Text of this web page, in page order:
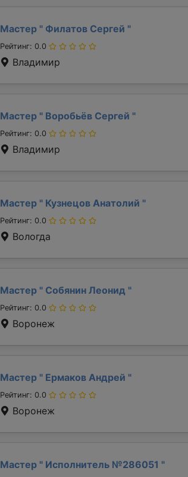
Мастер " Филатов Сергей "
Рейтинг: 0.0
Владимир
Мастер " Воробьёв Сергей "
Рейтинг: 0.0
Владимир
Мастер " Кузнецов Анатолий "
Рейтинг: 0.0
Вологда
Мастер " Собянин Леонид "
Рейтинг: 0.0
Воронеж
Мастер " Ермаков Андрей "
Рейтинг: 0.0
Воронеж
Мастер " Исполнитель №286051 "